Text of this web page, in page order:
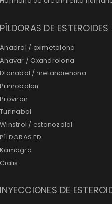
PÍLDORAS DE
Anadrol / oximetolona
Anavar / Oxandrolona
Dianabol / metandienona
Primobolan
Proviron
Turinabol
Winstrol / estanozolol
PÍLDORAS ED
Kamagra
Cialis
INYECCIONES DE